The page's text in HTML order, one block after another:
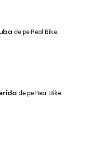
de pe Real Bike.
de pe Real Bike.